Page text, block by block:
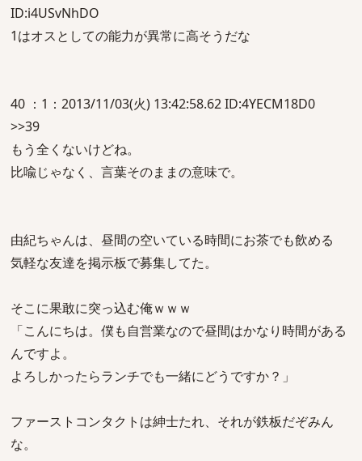
ID:i4USvNhDO
1はオスとしての能力が異常に高そうだな
40 ：1：2013/11/03(火) 13:42:58.62 ID:4YECM18D0
>>39
もう全くないけどね。
比喩じゃなく、言葉そのままの意味で。
由紀ちゃんは、昼間の空いている時間にお茶でも飲める
気軽な友達を掲示板で募集してた。
そこに果敢に突っ込む俺ｗｗｗ
「こんにちは。僕も自営業なので昼間はかなり時間がある
んですよ。
よろしかったらランチでも一緒にどうですか？」
ファーストコンタクトは紳士たれ、それが鉄板だぞみん
な。